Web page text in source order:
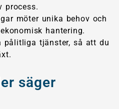
process.
möter unika behov och
hantering.
pålitliga tjänster, så att du
säger